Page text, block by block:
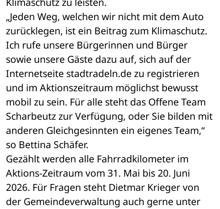
„Jeden Weg, welchen wir nicht mit dem Auto
zurücklegen, ist ein Beitrag zum Klimaschutz.
Ich rufe unsere Bürgerinnen und Bürger
sowie unsere Gäste dazu auf, sich auf der
Internetseite stadtradeln.de zu registrieren
und im Aktionszeitraum möglichst bewusst
mobil zu sein. Für alle steht das Offene Team
Scharbeutz zur Verfügung, oder Sie bilden mit
anderen Gleichgesinnten ein eigenes Team,“
so Bettina Schäfer.
Gezählt werden alle Fahrradkilometer im
Aktions-Zeitraum vom 31. Mai bis 20. Juni
2026. Für Fragen steht Dietmar Krieger von
der Gemeindeverwaltung auch gerne unter